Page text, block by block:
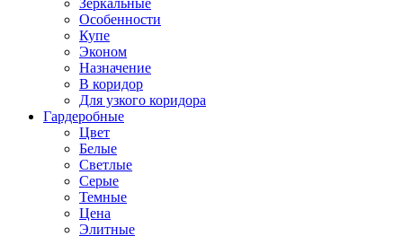
Зеркальные
Особенности
Купе
Эконом
Назначение
В коридор
Для узкого коридора
Гардеробные
Цвет
Белые
Светлые
Серые
Темные
Цена
Элитные